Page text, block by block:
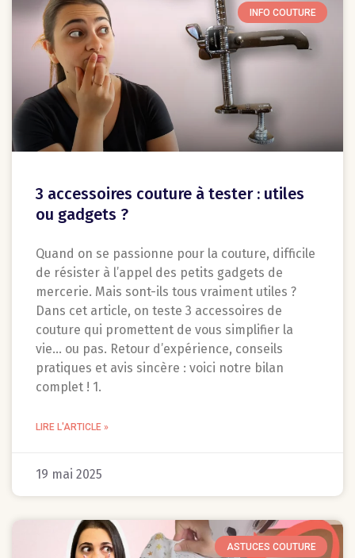
INFO COUTURE
3 accessoires couture à tester : utiles
ou gadgets ?
Quand on se passionne pour la couture, difficile
de résister à l’appel des petits gadgets de
mercerie. Mais sont-ils tous vraiment utiles ?
Dans cet article, on teste 3 accessoires de
couture qui promettent de vous simplifier la
vie… ou pas. Retour d’expérience, conseils
pratiques et avis sincère : voici notre bilan
complet ! 1.
LIRE L'ARTICLE »
19 mai 2025
ASTUCES COUTURE